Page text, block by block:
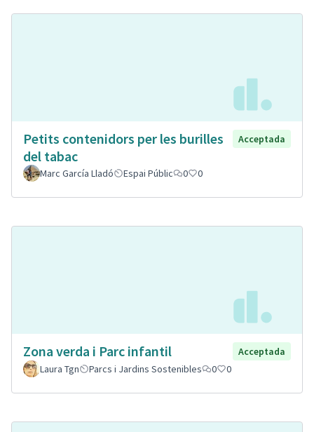
Petits contenidors per les burilles
del tabac
Acceptada
Marc García Lladó Espai Públic 0 0
Zona verda i Parc infantil
Acceptada
Laura Tgn
Parcs i Jardins Sostenibles 0 0